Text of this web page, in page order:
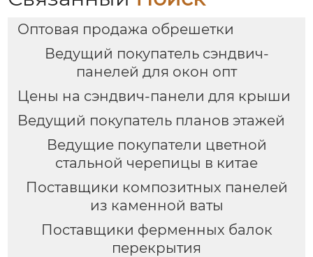
Оптовая продажа обрешетки
Ведущий покупатель сэндвич-
панелей для окон опт
Цены на сэндвич-панели для крыши
Ведущий покупатель планов этажей
Ведущие покупатели цветной
стальной черепицы в китае
Поставщики композитных панелей
из каменной ваты
Поставщики ферменных балок
перекрытия